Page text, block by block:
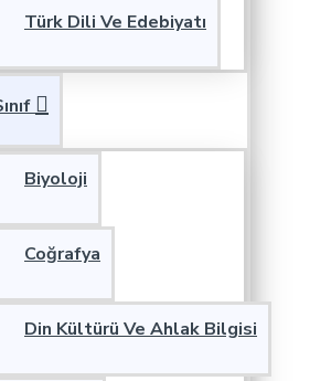
Türk Dili Ve Edebiyatı
Biyoloji
Coğrafya
Din Kültürü Ve Ahlak Bilgisi